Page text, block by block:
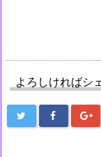
よろしければシ